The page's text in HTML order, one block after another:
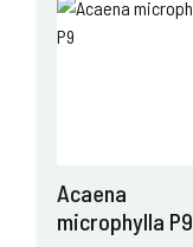
Acaena
microphylla P9